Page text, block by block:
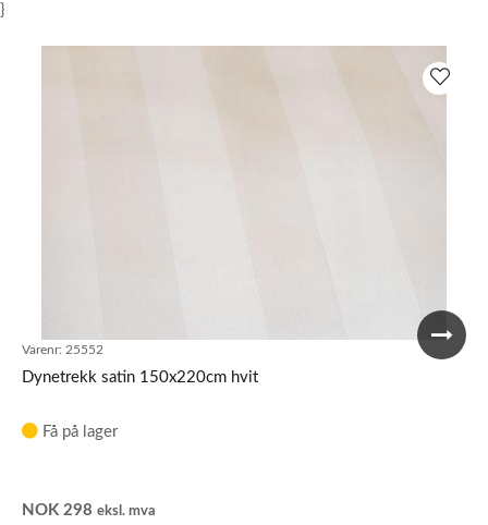
}
Varenr: 25552
Dynetrekk satin 150x220cm hvit
Få på lager
NOK 298 eksl. mva